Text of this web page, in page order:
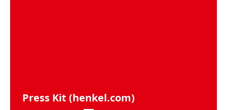
Press Kit (henkel.com)